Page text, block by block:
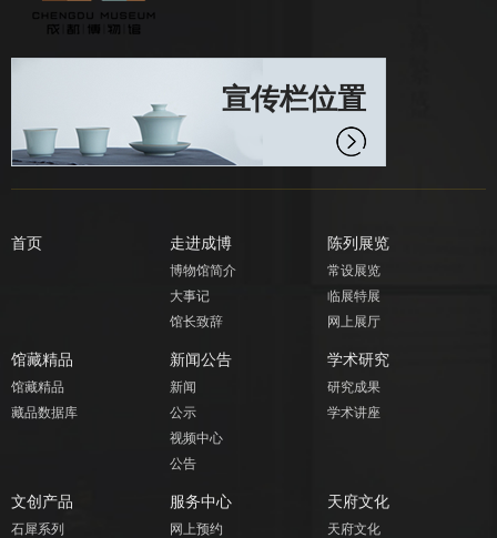
宣传栏位置
首页 走进成博
博物馆简介
大事记
馆长致辞
陈列展览
常设展览
临展特展
网上展厅
馆藏精品
馆藏精品
藏品数据库
新闻公告
新闻
公示
视频中心
公告
学术研究
研究成果
学术讲座
文创产品
石犀系列
服务中心
网上预约
天府文化
天府文化